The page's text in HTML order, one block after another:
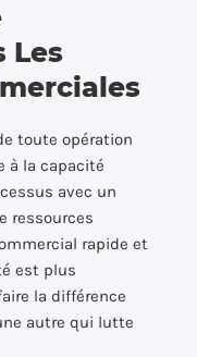
Les
toute opération
à la capacité
avec un
ressources
rapide et
est plus
la différence
autre qui lutte